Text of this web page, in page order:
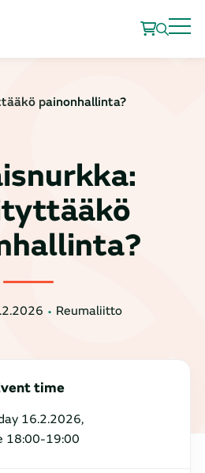
painonhallinta?
Reumaliitto
time
16.2.2026,
18:00-19:00